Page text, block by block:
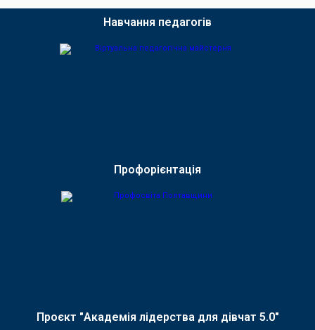
Навчання педагогів
Профорієнтація
Проєкт "Академія лідерства для дівчат 5.0"